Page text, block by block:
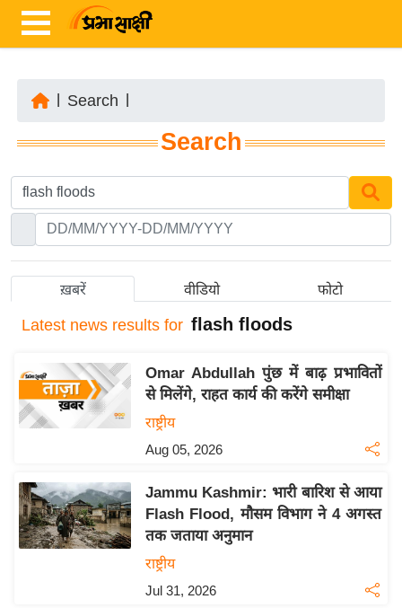
ज़ा
ख
र
ष्ट्री
अं
र्रा
ष्ट्री
य
ने
स
उ
Search
Search
ख़बरें वीडियो फोटो
Latest news results for flash floods
Omar Abdullah पुंछ में बाढ़ प्रभावितों
से मिलेंगे, राहत कार्य की करेंगे समीक्षा
राष्ट्रीय
Aug 05, 2026
Jammu Kashmir: भारी बारिश से आया
Flash Flood, मौसम विभाग ने 4 अगस्त
तक जताया अनुमान
राष्ट्रीय
Jul 31, 2026